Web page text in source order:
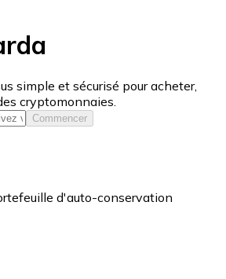
simple et sécurisé pour acheter,
cryptomonnaies.
Commencer
d'auto-conservation